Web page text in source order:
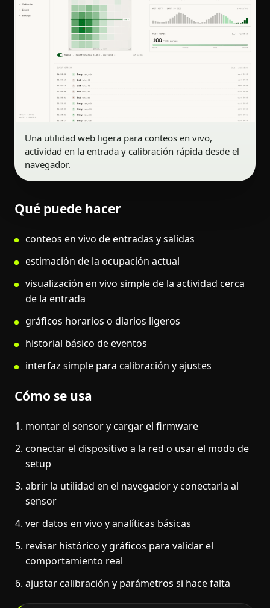
Una utilidad web ligera para conteos en vivo,
actividad en la entrada y calibración rápida desde el
navegador.
Qué puede hacer
conteos en vivo de entradas y salidas
estimación de la ocupación actual
visualización en vivo simple de la actividad cerca
de la entrada
gráficos horarios o diarios ligeros
historial básico de eventos
interfaz simple para calibración y ajustes
Cómo se usa
montar el sensor y cargar el firmware
conectar el dispositivo a la red o usar el modo de
setup
abrir la utilidad en el navegador y conectarla al
sensor
ver datos en vivo y analíticas básicas
revisar histórico y gráficos para validar el
comportamiento real
ajustar calibración y parámetros si hace falta